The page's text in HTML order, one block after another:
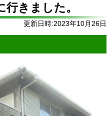
きました。
更新日時:2023年10月26日